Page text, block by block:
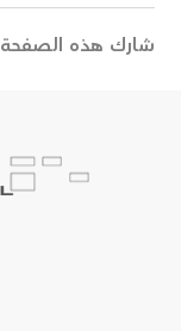
شارك هذه الصفحة